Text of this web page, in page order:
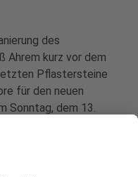
des
Ahrem kurz vor dem
Pflastersteine
für den neuen
Sonntag, dem 13.
Jahren